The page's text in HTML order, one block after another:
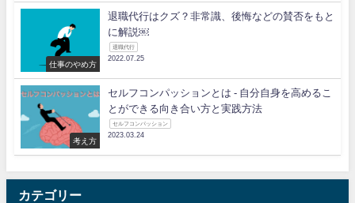
仕事のやめ方
退職代行はクズ？非常識、後悔などの賛否をもと
に解説￼
退職代行
2022.07.25
考え方
セルフコンパッションとは - 自分自身を高めるこ
とができる向き合い方と実践方法
セルフコンパッション
2023.03.24
カテゴリー